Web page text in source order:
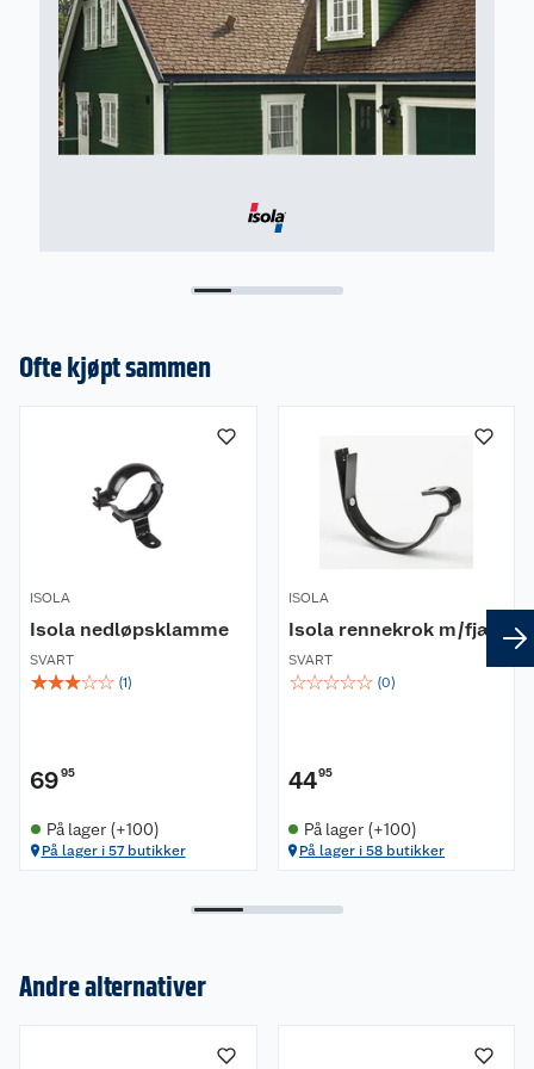
Ofte kjøpt sammen
ISOLA
Isola nedløpsklamme
SVART
☆☆☆☆☆ (1)
6995
På lager (+100)
På lager i 57 butikker
ISOLA
Isola rennekrok m/fjær
SVART
☆☆☆☆☆ (0)
4495
På lager (+100)
På lager i 58 butikker
Andre alternativer
Butikker
Våre merkevarer